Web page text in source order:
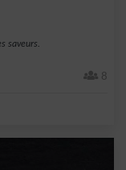
saveurs.
8